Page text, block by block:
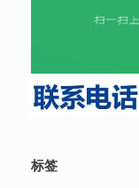
标签